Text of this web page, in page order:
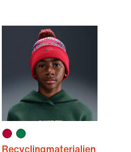
Recyclingmaterialien